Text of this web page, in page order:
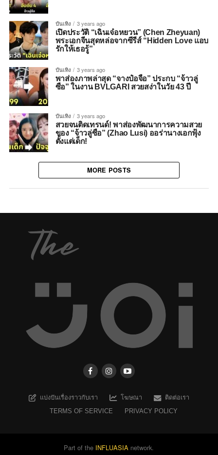
บันเทิง 3 years ago
เปิดประวัติ “เฉินเจ๋อหยวน” (Chen Zheyuan)
พระเอกจีนสุดหล่อจากซีรีส์ “Hidden Love แอบ
รักให้เธอรู้”
บันเทิง 3 years ago
พาส่องภาพล่าสุด “จางป๋อจือ” ประกบ “จ้าวลู่
ซือ” ในงาน BVLGARI สวยสง่าในวัย 43 ปี
บันเทิง 3 years ago
สวยจนติดเทรนด์! พาส่องพัฒนาการความสวย
ของ “จ้าวลู่ซือ” (Zhao Lusi) ออร่านางเอกฟุ้ง
ตั้งแต่เด็ก!
MORE POSTS
แบ่งปันเรื่องราวกับเรา โฆษณา
ติดต่อเรา
TERMS OF SERVICE
PRIVACY POLICY
Part of the INFLUASIA network.